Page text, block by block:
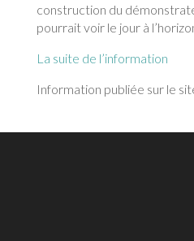
construction du
pourrait voir le jour à
La suite de l’information
Information publiée sur le